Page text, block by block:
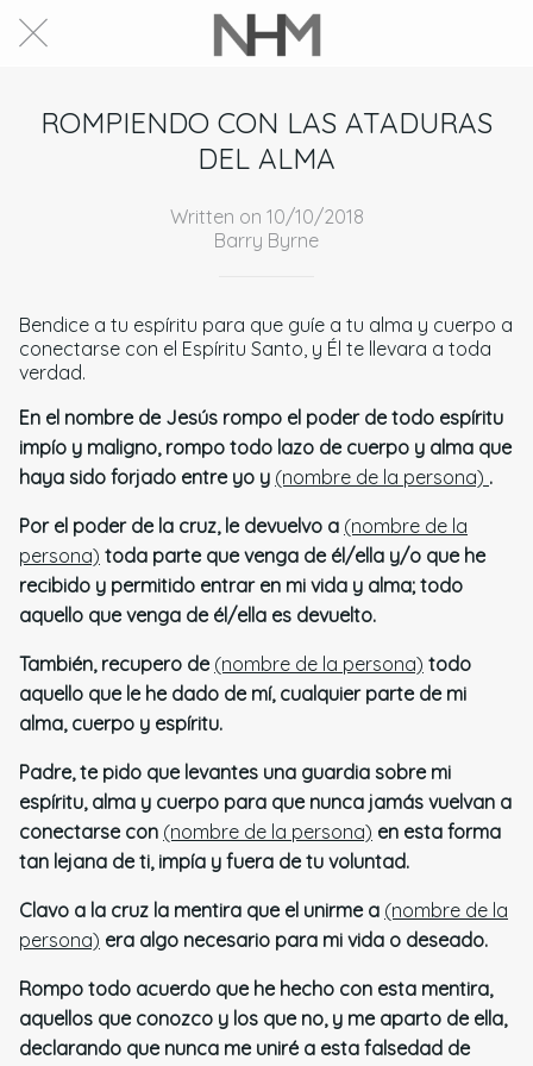
ROMPIENDO CON LAS ATADURAS
DEL ALMA
Written on 10/10/2018
Barry Byrne
Bendice a tu espíritu para que guíe a tu alma y cuerpo a
conectarse con el Espíritu Santo, y Él te llevara a toda
verdad.
En el nombre de Jesús rompo el poder de todo espíritu
impío y maligno, rompo todo lazo de cuerpo y alma que
haya sido forjado entre yo y (nombre de la persona) .
Por el poder de la cruz, le devuelvo a (nombre de la
persona) toda parte que venga de él/ella y/o que he
recibido y permitido entrar en mi vida y alma; todo
aquello que venga de él/ella es devuelto.
También, recupero de (nombre de la persona) todo
aquello que le he dado de mí, cualquier parte de mi
alma, cuerpo y espíritu.
Padre, te pido que levantes una guardia sobre mi
espíritu, alma y cuerpo para que nunca jamás vuelvan a
conectarse con (nombre de la persona) en esta forma
tan lejana de ti, impía y fuera de tu voluntad.
Clavo a la cruz la mentira que el unirme a (nombre de la
persona) era algo necesario para mi vida o deseado.
Rompo todo acuerdo que he hecho con esta mentira,
aquellos que conozco y los que no, y me aparto de ella,
declarando que nunca me uniré a esta falsedad de